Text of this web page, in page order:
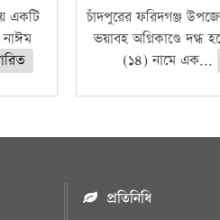
একটি
নাঈম
চাঁদপুরের ফরিদগঞ্জ
ভয়াবহ অগ্নিকাণ্ডে দগ্ধ
(১৪) নামে এক...
প্রতিনিধি